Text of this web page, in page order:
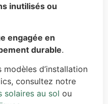
inutilisés ou
engagée en
durable.
d’installation
consultez notre
solaires au sol ou